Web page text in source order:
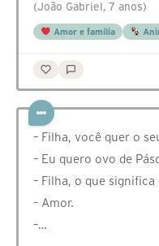
(João Gabriel, 7 anos)
Amor e família
– Filha, você quer o
– Eu quero ovo de
– Filha, o que significa
– Amor.
–…